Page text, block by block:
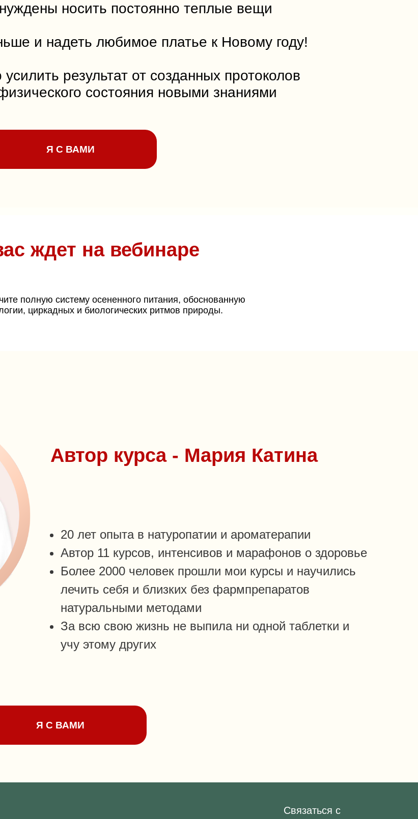
носить постоянно теплые вещи
и надеть любимое платье к Новому году!
результат от созданных протоколов
состояния новыми знаниями
Я С ВАМИ
ждет на вебинаре
полную систему осененного питания, обоснованную
циркадных и биологических ритмов природы.
Автор курса - Мария Катина
20 лет опыта в натуропатии и ароматерапии
Автор 11 курсов, интенсивов и марафонов о здоровье
Более 2000 человек прошли мои курсы и научились
лечить себя и близких без фармпрепаратов
натуральными методами
За всю свою жизнь не выпила ни одной таблетки и
учу этому других
Я С ВАМИ
Связаться с